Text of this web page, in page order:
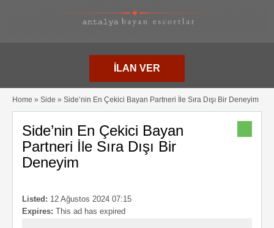
İLAN VER
Home » Side » Side’nin En Çekici Bayan Partneri İle Sıra Dışı Bir Deneyim
Side’nin En Çekici Bayan
Partneri İle Sıra Dışı Bir
Deneyim
Listed: 12 Ağustos 2024 07:15
Expires: This ad has expired